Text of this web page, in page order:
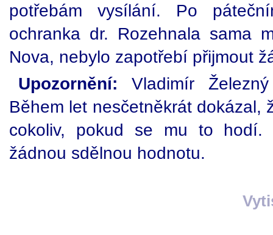
potřebám vysílání. Po
ochranka dr. Rozehnala sama
Nova, nebylo zapotřebí přijmout
Upozornění: Vladimír
Během let nesčetněkrát dokázal,
cokoliv, pokud se mu to hodí.
žádnou sdělnou hodnotu.